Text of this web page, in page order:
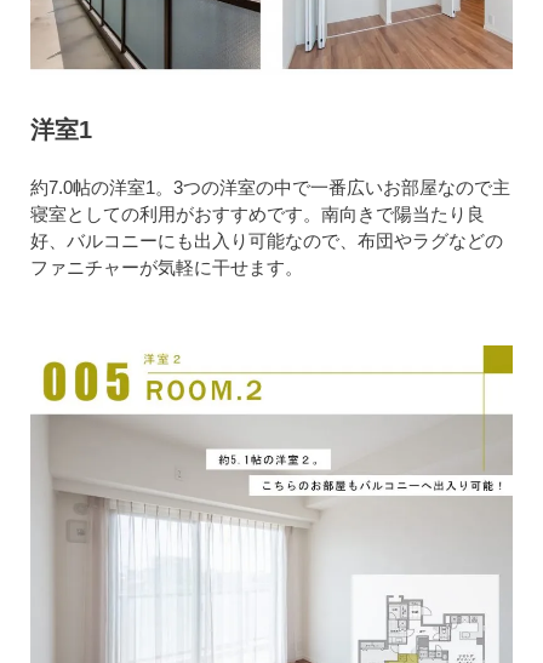
洋室1
約7.0帖の洋室1。3つの洋室の中で一番広いお部屋なので主
寝室としての利用がおすすめです。南向きで陽当たり良
好、バルコニーにも出入り可能なので、布団やラグなどの
ファニチャーが気軽に干せます。